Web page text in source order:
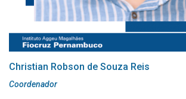
Christian Robson de Souza Reis
Coordenador